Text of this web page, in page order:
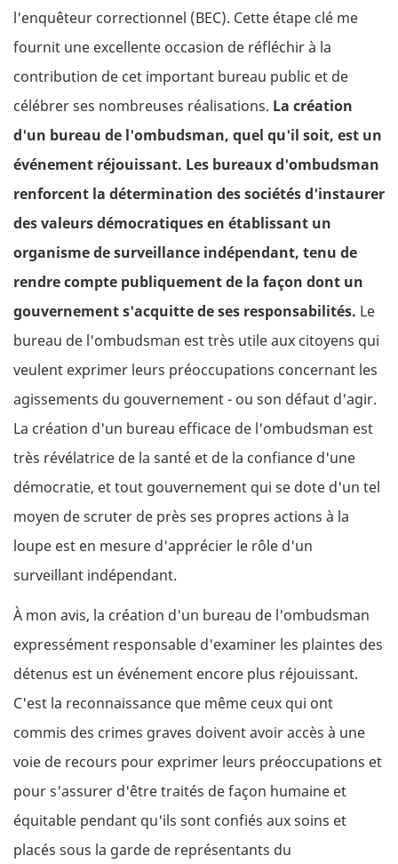
l'enquêteur correctionnel (BEC). Cette étape clé me
fournit une excellente occasion de réfléchir à la
contribution de cet important bureau public et de
célébrer ses nombreuses réalisations. La création
d'un bureau de l'ombudsman, quel qu'il soit, est un
événement réjouissant. Les bureaux d'ombudsman
renforcent la détermination des sociétés d'instaurer
des valeurs démocratiques en établissant un
organisme de surveillance indépendant, tenu de
rendre compte publiquement de la façon dont un
gouvernement s'acquitte de ses responsabilités. Le
bureau de l'ombudsman est très utile aux citoyens qui
veulent exprimer leurs préoccupations concernant les
agissements du gouvernement - ou son défaut d'agir.
La création d'un bureau efficace de l'ombudsman est
très révélatrice de la santé et de la confiance d'une
démocratie, et tout gouvernement qui se dote d'un tel
moyen de scruter de près ses propres actions à la
loupe est en mesure d'apprécier le rôle d'un
surveillant indépendant.
À mon avis, la création d'un bureau de l'ombudsman
expressément responsable d'examiner les plaintes des
détenus est un événement encore plus réjouissant.
C'est la reconnaissance que même ceux qui ont
commis des crimes graves doivent avoir accès à une
voie de recours pour exprimer leurs préoccupations et
pour s'assurer d'être traités de façon humaine et
équitable pendant qu'ils sont confiés aux soins et
placés sous la garde de représentants du